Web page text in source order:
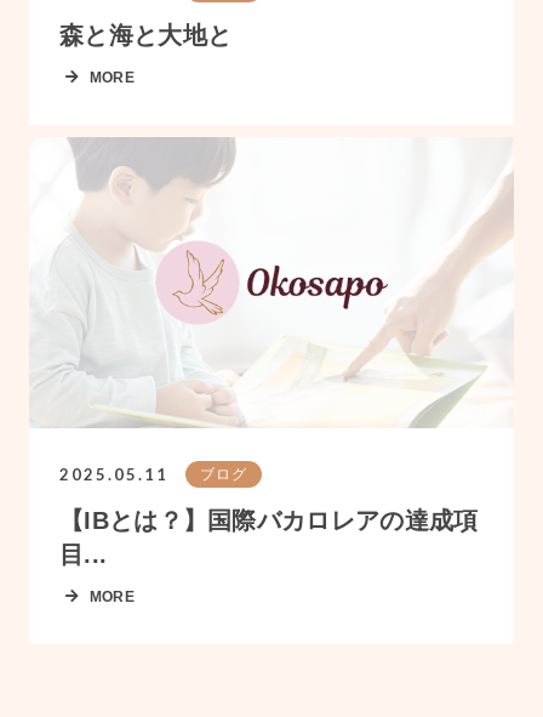
森と海と大地と
MORE
2025.05.11 ブログ
【IBとは？】国際バカロレアの達成項
目...
MORE